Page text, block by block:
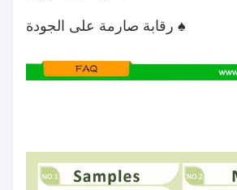
♠ رقابة صارمة على الجودة